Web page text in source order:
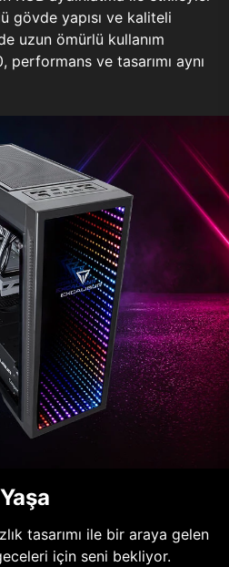
gövde yapısı ve kaliteli
uzun ömürlü kullanım
ve tasarımı aynı
tasarımı ile bir araya gelen
için seni bekliyor.